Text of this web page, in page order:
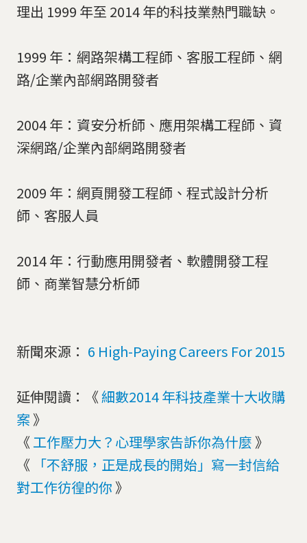
理出 1999 年至 2014 年的科技業熱門職缺。
1999 年：網路架構工程師、客服工程師、網
路/企業內部網路開發者
2004 年：資安分析師、應用架構工程師、資
深網路/企業內部網路開發者
2009 年：網頁開發工程師、程式設計分析
師、客服人員
2014 年：行動應用開發者、軟體開發工程
師、商業智慧分析師
新聞來源： 6 High-Paying Careers For 2015
延伸閱讀：《細數2014 年科技產業十大收購
案 》
《 工作壓力大？心理學家告訴你為什麼 》
《
「不舒服，正是成長的開始」寫一封信給
對工作彷徨的你 》